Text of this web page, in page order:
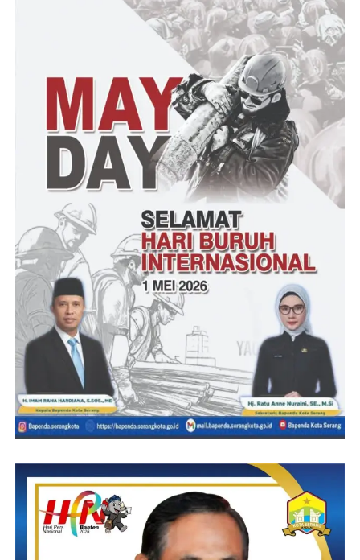
masyarakat yang sering terjadi Ketua RT dan Kepala Desa selalu
di kambing hitamkan dicaci-maki warganya dengan sumpah
serapah, siapa yang disalahkan !!!
Sampai saat ini masih ada penyimpangan atau maladministrasi
yang dilakukan oleh oknum-oknum tertentu. Pertama, evaluasi
terkait dengan pendataan yang notabene sebagai hal paling
krusial dan menjadi masalah dalam pelaksanaannya. Adapun
data tersebut antara lain data DTKS dari Kementerian Sosial
maupun data non DTKS yang dilakukan mulai dari
pemerintahan desa.
Relawan Desa harus bekerja ekstra untuk mencocokkan kembali
data dari tingkat RT, RW maupun desa terkait belum atau sudah
sesuai dengan keadaan sebenarnya untuk menghasilkan data non
DTKS yang valid, seharusnya data valid dan terintegrasi dengan
baik, tentunya bantuan bantuan dari pemerintah menjadi tepat